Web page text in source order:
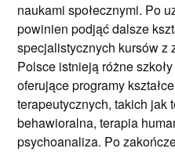
naukami społecznymi. Po
powinien podjąć dalsze
specjalistycznych kursów z
Polsce istnieją różne
oferujące programy
terapeutycznych, takich jak
behawioralna, terapia
psychoanaliza. Po